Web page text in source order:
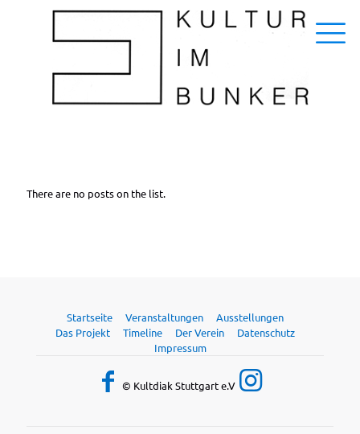
There are no posts on the list.
Startseite Veranstaltungen
Ausstellungen
Das Projekt
Timeline Der Verein
Datenschutz
Impressum
© Kultdiak Stuttgart e.V